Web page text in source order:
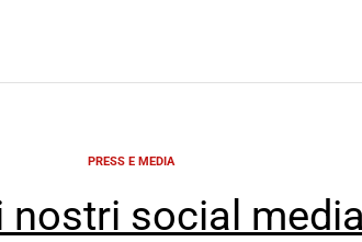
PRESS E MEDIA
nostri social